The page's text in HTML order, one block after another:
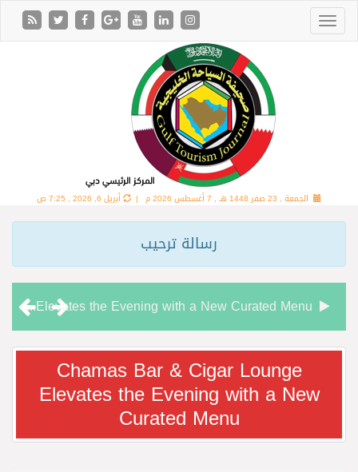
الجمعة , 23 صفر 1448 هـ , 7 أغسطس 2026 م | أبريل 6, 2026 , 7:25 ص
رسالة ترحيب
Chamas Bar & Cigar Lounge Elevates the Evening with a New Curated Menu
“شاماس” يقدّم تجربة مسائية راقية مع قائمة جديدة مستوحاة من النكهات البرازيلية
رجل الاعمال سعيد ال بخيت يغادر المستشفى
Chamas Bar & Cigar Lounge
Elevates the Evening with a New
Curated Menu